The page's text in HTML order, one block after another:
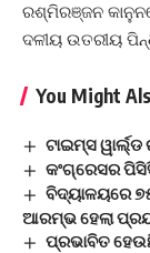
ରଶ୍ମିରଞ୍ଜନ
ଦଳୀୟ ଉତରୀୟ
You Might
ଟାଇମ୍ସ
କଂଗ୍ରେସର
ବିଦ୍ୟାଳୟରେ
ଆରମ୍ଭ ହେଲା
ପ୍ରଭାବିତ